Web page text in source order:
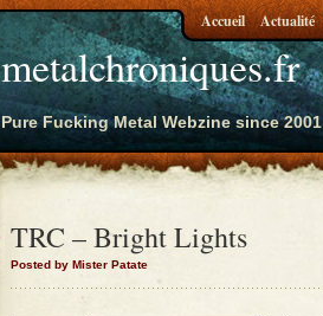
metalchroniques.fr
Pure Fucking Metal Webzine since 2001
Accueil Actualité
TRC – Bright Lights
Posted by Mister Patate